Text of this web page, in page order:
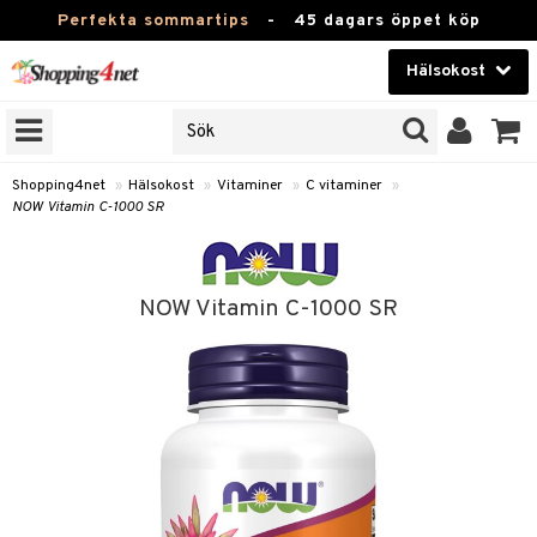
Perfekta sommartips - 45 dagars öppet köp
Hälsokost
Skönhet
Kontaktlinser
Leksaker, Barn & Baby
Shopping4net » Hälsokost » Vitaminer » C vitaminer »
NOW Vitamin C-1000 SR
NOW Vitamin C-1000 SR